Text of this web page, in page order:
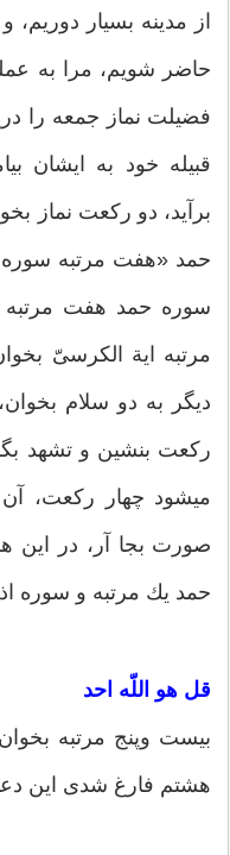
از مدينه بسيار دوريم،
حاضر شويم، مرا به
فضيلت نماز جمعه را
قبيله خود به ايشان
برآيد، دو ركعت نماز
حمد «هفت مرتبه سوره
سوره حمد هفت
مرتبه اية الكرسىّ
ديگر به دو سلام
ركعت بنشين و تشهد
ميشود چهار ركعت،
صورت بجا آر، در
حمد يك مرتبه و سوره
قل هو اللّه احد
بيست وپنج مرتبه
هشتم فارغ شدى اين